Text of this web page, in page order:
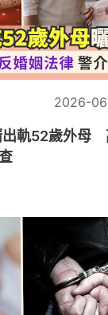
2026-
出軌52歲外母